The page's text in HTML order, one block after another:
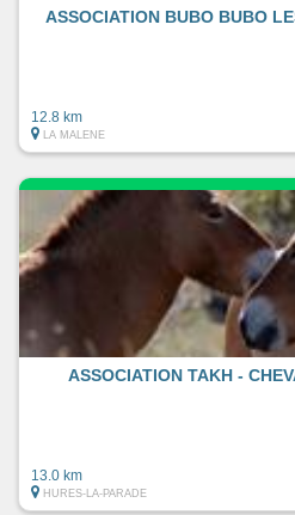
ASSOCIATION BUBO BUBO
12.8 km
LA MALENE
ASSOCIATION TAKH -
13.0 km
HURES-LA-PARADE